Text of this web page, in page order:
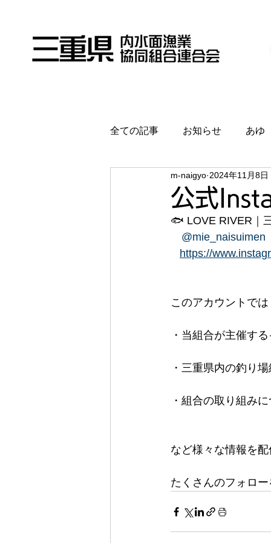
全ての記事 お知らせ あゆ
公式
m-naigyo 2024年11月8日
🐟 LOVE RIVER｜
@mie_naisuimen
https://
このアカウントでは
・当組合が主催す
・三重県内の釣り
・組合の取り組み
など様々な情報を
たくさんのフォロ